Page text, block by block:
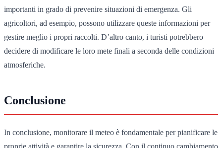
importanti in grado di prevenire situazioni di emergenza. Gli
agricoltori, ad esempio, possono utilizzare queste informazioni per
gestire meglio i propri raccolti. D’altro canto, i turisti potrebbero
decidere di modificare le loro mete finali a seconda delle condizioni
atmosferiche.
Conclusione
In conclusione, monitorare il meteo è fondamentale per pianificare le
proprie attività e garantire la sicurezza. Con il continuo cambiamento